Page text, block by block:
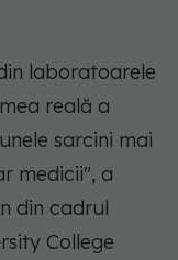
laboratoarele
reală a
sarcini mai
medicii", a
din cadrul
College